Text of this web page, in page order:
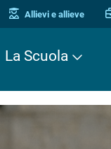
Allievi e allieve
La Scuola